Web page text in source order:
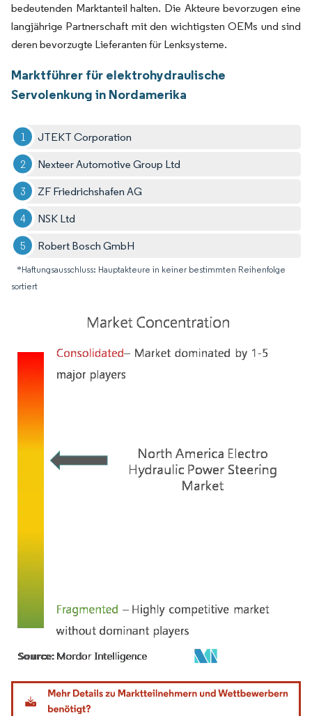
bedeutenden Marktanteil halten. Die Akteure bevorzugen eine
langjährige Partnerschaft mit den wichtigsten OEMs und sind
deren bevorzugte Lieferanten für Lenksysteme.
Marktführer für elektrohydraulische
Servolenkung in Nordamerika
JTEKT Corporation
Nexteer Automotive Group Ltd
ZF Friedrichshafen AG
NSK Ltd
Robert Bosch GmbH
*Haftungsausschluss: Hauptakteure in keiner bestimmten Reihenfolge
sortiert
Bild © Mordor Intelligence. Wiederverwendung erfordert Namensnennung gemäß